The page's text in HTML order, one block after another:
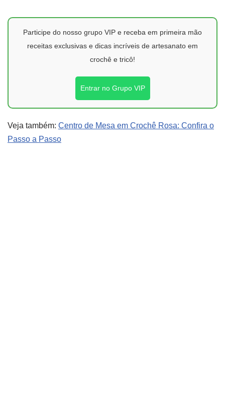
Participe do nosso grupo VIP e receba em primeira mão
receitas exclusivas e dicas incríveis de artesanato em
crochê e tricô!
Entrar no Grupo VIP
Veja também: Centro de Mesa em Crochê Rosa: Confira o
Passo a Passo